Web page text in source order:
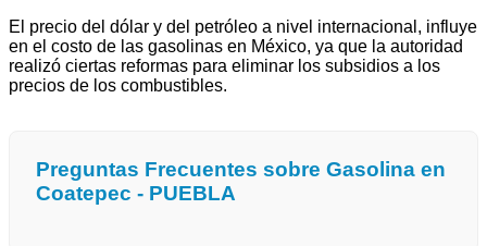
El precio del dólar y del petróleo a nivel internacional, influye
en el costo de las gasolinas en México, ya que la autoridad
realizó ciertas reformas para eliminar los subsidios a los
precios de los combustibles.
Preguntas Frecuentes sobre Gasolina en
Coatepec - PUEBLA